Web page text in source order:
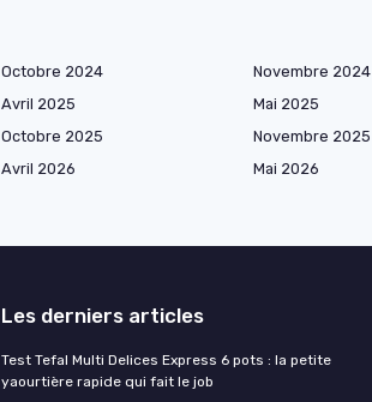
Octobre 2024 Novembre 2024
Avril 2025 Mai 2025
Octobre 2025 Novembre 2025
Avril 2026 Mai 2026
Les derniers articles
Test Tefal Multi Delices Express 6 pots : la petite
yaourtière rapide qui fait le job